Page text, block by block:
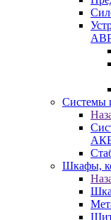
Системы
Шкафы,